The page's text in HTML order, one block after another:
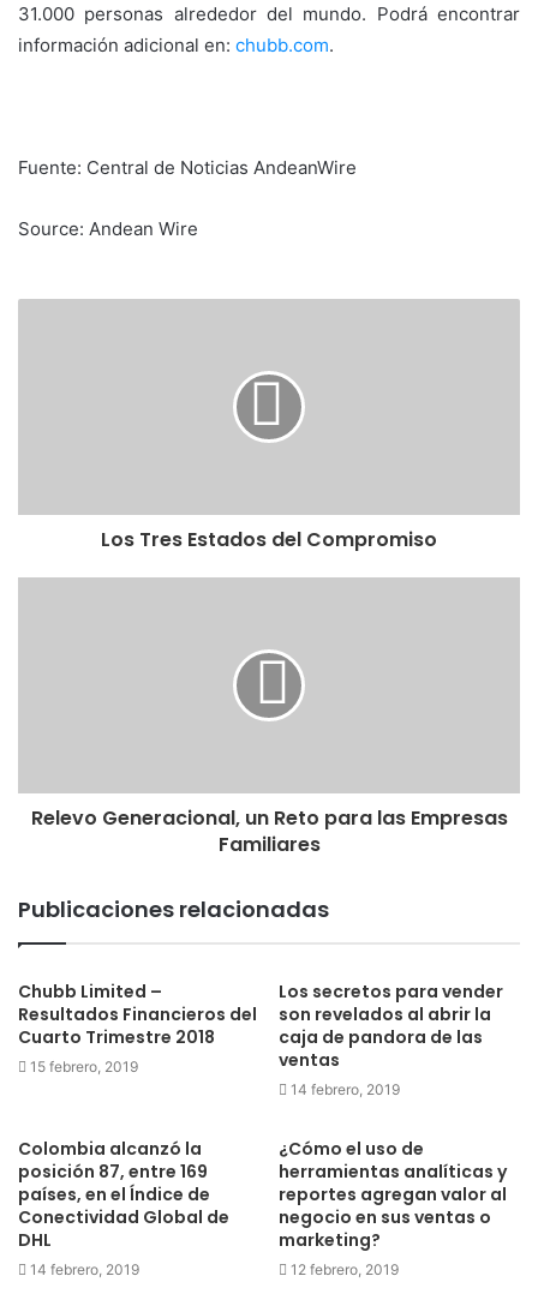
31.000 personas alrededor del mundo. Podrá encontrar
información adicional en: chubb.com.
Fuente: Central de Noticias AndeanWire
Source: Andean Wire
Los Tres Estados del Compromiso
Relevo Generacional, un Reto para las Empresas
Familiares
Publicaciones relacionadas
Chubb Limited –
Resultados Financieros del
Cuarto Trimestre 2018
15 febrero, 2019
Los secretos para vender
son revelados al abrir la
caja de pandora de las
ventas
14 febrero, 2019
Colombia alcanzó la
posición 87, entre 169
países, en el Índice de
Conectividad Global de
DHL
14 febrero, 2019
¿Cómo el uso de
herramientas analíticas y
reportes agregan valor al
negocio en sus ventas o
marketing?
12 febrero, 2019